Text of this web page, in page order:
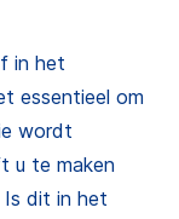
in het
essentieel om
wordt
u te maken
Is dit in het